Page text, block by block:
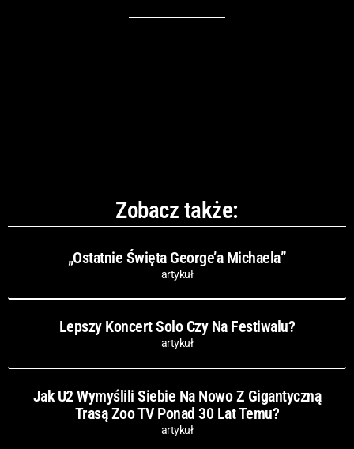
Zobacz także:
„Ostatnie Święta George’a Michaela”
artykuł
Lepszy Koncert Solo Czy Na Festiwalu?
artykuł
Jak U2 Wymyślili Siebie Na Nowo Z Gigantyczną
Trasą Zoo TV Ponad 30 Lat Temu?
artykuł